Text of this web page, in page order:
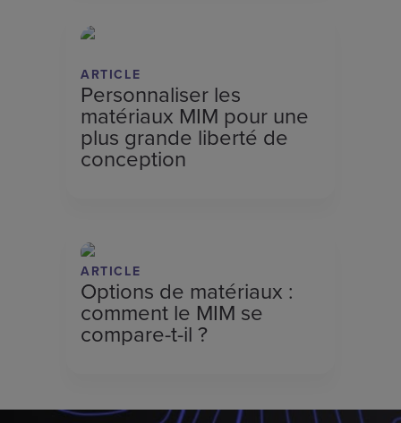
ARTICLE
Personnaliser les
matériaux MIM pour une
plus grande liberté de
conception
ARTICLE
Options de matériaux :
comment le MIM se
compare-t-il ?